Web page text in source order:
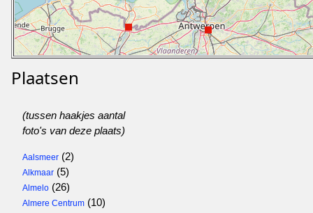
Plaatsen
(tussen haakjes aantal
foto's van deze plaats)
Aalsmeer (2)
Alkmaar (5)
Almelo (26)
Almere Centrum (10)